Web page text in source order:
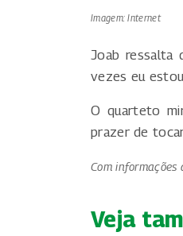
Imagem: Internet
Joab ressalta
vezes eu
O quarteto
prazer de
Com informações
Veja